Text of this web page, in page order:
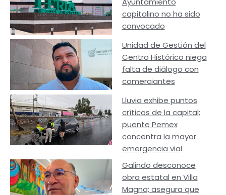
capitalino no ha sido
convocado
Unidad de Gestión del
Centro Histórico niega
falta de diálogo con
comerciantes
Lluvia exhibe puntos
críticos de la capital;
puente Pemex
concentra la mayor
emergencia vial
Galindo desconoce
obra estatal en Villa
Magna; asegura que